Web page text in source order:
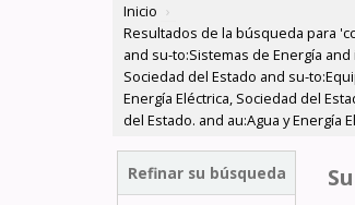
Inicio ›
Resultados de la búsqueda para
and su-to:Sistemas de Energía
Sociedad del Estado and su-
Energía Eléctrica, Sociedad del
del Estado. and au:Agua y Energía
Refinar su búsqueda